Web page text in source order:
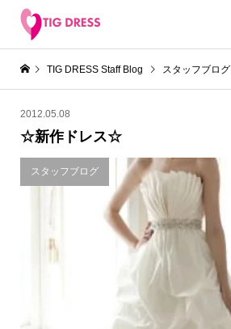
TIG DRESS Staff Blog スタッフブログ
2012.05.08
☆新作ドレス☆
スタッフブログ